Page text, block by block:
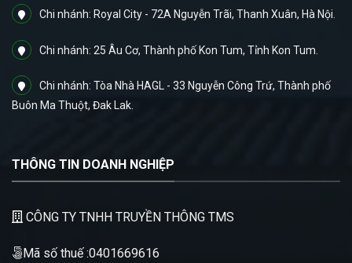
Chi nhánh: Royal City - 72A Nguyễn Trãi, Thanh Xuân, Hà Nội.
Chi nhánh: 25 Âu Cơ, Thành phố Kon Tum, Tỉnh Kon Tum.
Chi nhánh: Tòa Nhà HAGL - 33 Nguyễn Công Trứ, Thành phố
Buôn Ma Thuột, Đak Lak.
THÔNG TIN DOANH NGHIỆP
CÔNG TY TNHH TRUYỀN THÔNG TMS
Mã số thuế :0401669616